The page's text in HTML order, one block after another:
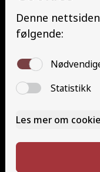
Traktor (T)
Traktor (T141 og
Trafikalt
Gods (YDG – YSK)
Person (YDP –
Kontakt
Priser